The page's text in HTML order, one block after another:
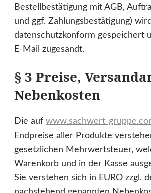
Bestellbestätigung mit AGB,
und ggf. Zahlungsbestätigung)
datenschutzkonform gespeichert
E-Mail zugesandt.
§ 3 Preise,
Nebenkosten
Die auf www.sachwert-
Endpreise aller Produkte
gesetzlichen Mehrwertsteuer,
Warenkorb und in der Kasse
Sie verstehen sich in EURO zzgl.